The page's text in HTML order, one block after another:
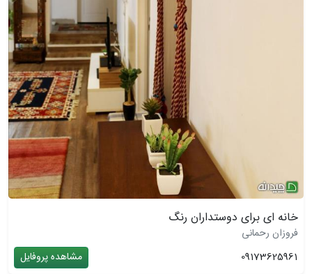
خانه ای برای دوستداران رنگ
فروزان رحمانی
09173625961
مشاهده پروفایل